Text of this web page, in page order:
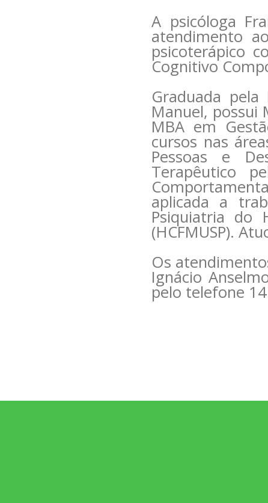
A psicóloga
atendimento
psicoterápico
Cognitivo
Graduada
Manuel, possui
MBA em
cursos nas
Pessoas e
Terapêutico
aplicada a
Psiquiatria do
(HCFMUSP).
Os
Ignácio
pelo telefone